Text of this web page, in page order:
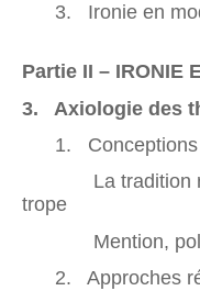
3. Ironie en
Partie II – IRONIE
3. Axiologie des
1. Conceptions
La tradition
trope
Mention,
2. Approches